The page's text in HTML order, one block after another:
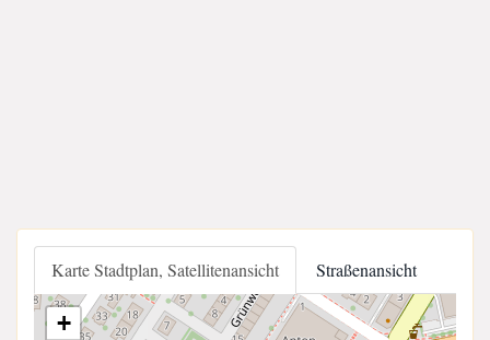
Karte Stadtplan, Satellitenansicht Straßenansicht
+